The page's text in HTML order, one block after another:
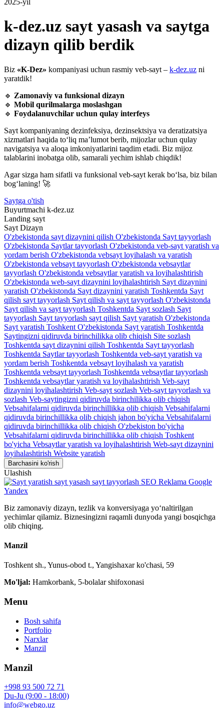
2025-yil
k-dez.uz sayt yasash va saytga
dizayn qilib berdik
Biz «K-Dez» kompaniyasi uchun rasmiy veb-sayt – k-dez.uz ni
yaratdik!
🔹 Zamonaviy va funksional dizayn
🔹 Mobil qurilmalarga moslashgan
🔹 Foydalanuvchilar uchun qulay interfeys
Sayt kompaniyaning dezinfeksiya, dezinsektsiya va deratizatsiya
xizmatlari haqida to‘liq ma’lumot berib, mijozlar uchun qulay
navigatsiya va aloqa imkoniyatlarini taqdim etadi. Biz mijoz
talablarini inobatga olib, samarali yechim ishlab chiqdik!
Agar sizga ham sifatli va funksional veb-sayt kerak bo‘lsa, biz bilan
bog‘laning! 🚀
Saytga o'tish
Buyurtmachi k-dez.uz
Landing sayt
Sayt Dizayn
O'zbekistonda sayt dizaynini qilish O'zbekistonda Sayt tayyorlash
O'zbekistonda Saytlar tayyorlash O'zbekistonda veb-sayt yaratish va
yordam berish O'zbekistonda vebsayt loyihalash va yaratish
O'zbekistonda vebsayt tayyorlash O'zbekistonda vebsaytlar
tayyorlash O'zbekistonda vebsaytlar yaratish va loyihalashtirish
O'zbekistonda web-sayt dizaynini loyihalashtirish Sayt dizaynini
yaratish O'zbekistonda Sayt dizaynini yaratish Toshkentda Sayt
qilish sayt tayyorlash Sayt qilish va sayt tayyorlash O'zbekistonda
Sayt qilish va sayt tayyorlash Toshkentda Sayt sozlash Sayt
tayyorlash Sayt tayyorlash sayt qilish Sayt yaratish O'zbekistonda
Sayt yaratish Toshkent O'zbekistonda Sayt yaratish Toshkentda
Saytingizni qidiruvda birinchilikka olib chiqish Site sozlash
Toshkentda sayt dizaynini qilish Toshkentda Sayt tayyorlash
Toshkentda Saytlar tayyorlash Toshkentda veb-sayt yaratish va
yordam berish Toshkentda vebsayt loyihalash va yaratish
Toshkentda vebsayt tayyorlash Toshkentda vebsaytlar tayyorlash
Toshkentda vebsaytlar yaratish va loyihalashtirish Veb-sayt
dizaynini loyihalashtirish Veb-sayt sozlash Veb-sayt tayyorlash va
sozlash Veb-saytingizni qidiruvda birinchilikka olib chiqish
Vebsahifalarni qidiruvda birinchillikka olib chiqish Vebsahifalarni
qidiruvda birinchillikka olib chiqish jahon bo'yicha Vebsahifalarni
qidiruvda birinchillikka olib chiqish O'zbekiston bo'yicha
Vebsahifalarni qidiruvda birinchillikka olib chiqish Toshkent
bo'yicha Vebsaytlar yaratish va loyihalashtirish Web-sayt dizaynini
loyihalashtirish Website yaratish
Barchasini ko'rish
Ulashish
Biz zamonaviy dizayn, tezlik va konversiyaga yo‘naltirilgan
yechimlar qilamiz. Biznesingizni raqamli dunyoda yangi bosqichga
olib chiqing.
Manzil
Toshkent sh., Yunus-obod t., Yangishaxar ko'chasi, 59
Mo'ljal: Hamkorbank, 5-bolalar shifoxonasi
Menu
Bosh sahifa
Portfolio
Narxlar
Manzil
Manzil
+998 93 500 72 71
Du-Ju (9:00 - 18:00)
info@webgo.uz